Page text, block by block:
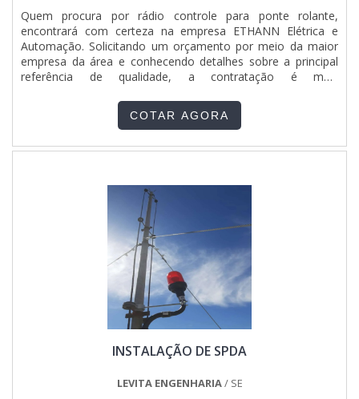
Quem procura por rádio controle para ponte rolante,
encontrará com certeza na empresa ETHANN Elétrica e
Automação. Solicitando um orçamento por meio da maior
empresa da área e conhecendo detalhes sobre a principal
referência de qualidade, a contratação é mais
PARA PONTE ROLANTEQuem está a procura de rádio
controle para ponte rolante em uma empresa altamente
Automação. Na companhia, é possível encontrar talhas
oferecendo o que há de melhor no mercado para cada
cliente.Ainda tratando do rádio controle para ponte rolante,
é importante buscar uma empresa que tenha produtos e
serviços com ótima qualidade e assertividade, pequenos
detalhes, mas de grande valia para saber a procedência e
seriedade da empresa.Existem muitas formas diferentes de
demonstrar conhecimento e autoridade em uma área de
atuação. Os motivos pelos quais a ETHANN Elétrica e
Automação é a melhor escolha quando procurar por rádio
controle para ponte rolante: Comprometida com os
Segura. GARANTIA DE QUALIDADE COMPROVADASomente
sempre estão à disposição quando se procura soluções para
COTAR AGORA
INSTALAÇÃO DE SPDA
LEVITA ENGENHARIA/ SE